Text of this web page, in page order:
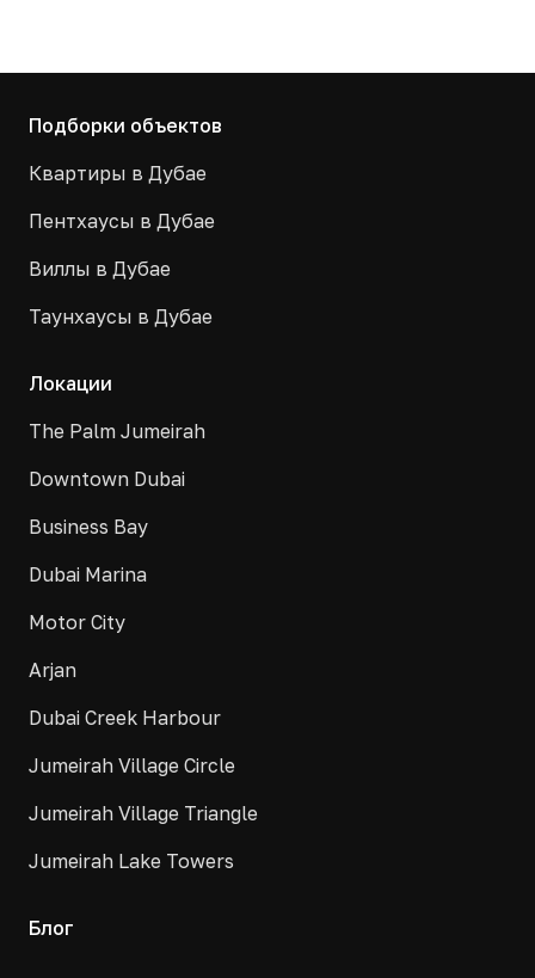
Подборки объектов
Квартиры в Дубае
Пентхаусы в Дубае
Виллы в Дубае
Таунхаусы в Дубае
Локации
The Palm Jumeirah
Downtown Dubai
Business Bay
Dubai Marina
Motor City
Arjan
Dubai Creek Harbour
Jumeirah Village Circle
Jumeirah Village Triangle
Jumeirah Lake Towers
Блог